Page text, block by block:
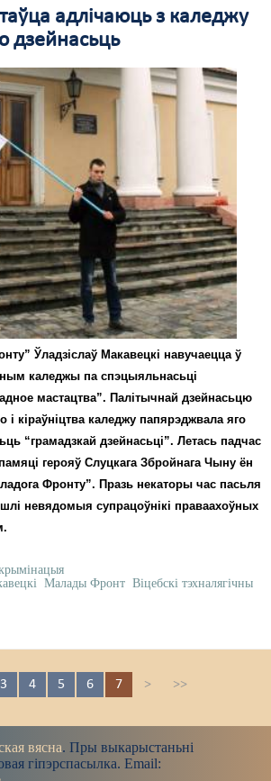
адлічаюць з каледжу
дзейнасьць
Ўладзіслаў Макавецкі навучаецца ў
каледжы па спэцыяльнасьці
мастацтва”. Палітычнай дзейнасьцю
і кіраўніцтва каледжу папярэджвала яго
“грамадзкай дзейнасьці”. Летась падчас
герояў Слуцкага Збройнага Чыну ён
Фронту”. Празь некаторы час пасьля
невядомыя супрацоўнікі праваахоўных
Малады Фронт Віцебскі тэхналягічны
3 4 5 6 7 > >>
вясна. Пры выкарыстаньні
гіпэрспасылка. Email: